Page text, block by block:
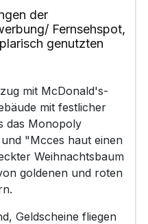
der
Fernsehspot,
genutzten
mit McDonald's-
mit festlicher
das Monopoly
"Mcces haut einen
Weihnachtsbaum
goldenen und roten
Geldscheine fliegen